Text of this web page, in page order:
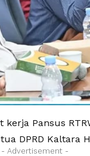
Pansus
DPRD Kaltara
- Advertisement -